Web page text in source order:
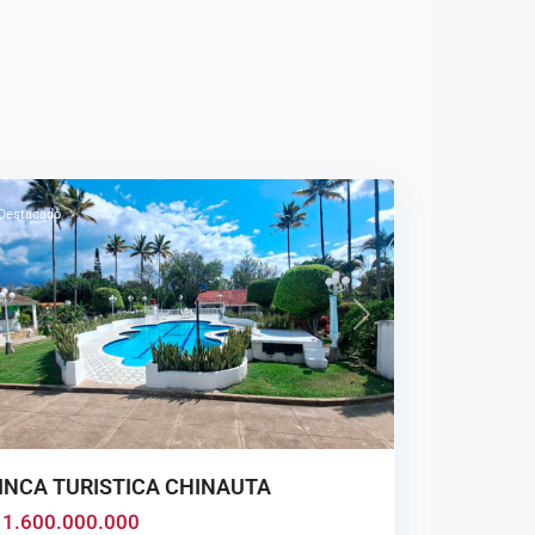
Next
TURISTICA CHINAUTA